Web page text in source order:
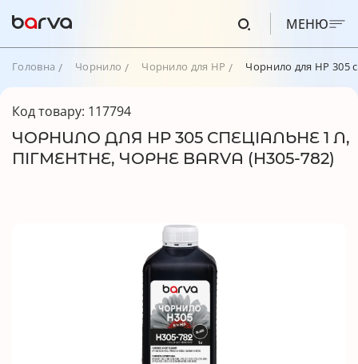
МЕНЮ
Головна Чорнило Чорнило для HP Чорнило для HP 305
Код товару: 117794
ЧОРНИЛО ДЛЯ HP 305 СПЕЦІАЛЬНЕ 1 Л,
ПІГМЕНТНЕ, ЧОРНЕ BARVA (H305-782)